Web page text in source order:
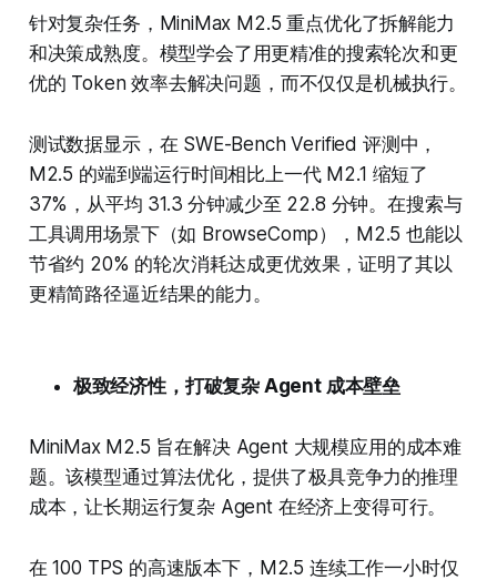
针对复杂任务，MiniMax M2.5 重点优化了拆解能力
和决策成熟度。模型学会了用更精准的搜索轮次和更
优的 Token 效率去解决问题，而不仅仅是机械执行。
测试数据显示，在 SWE-Bench Verified 评测中，
M2.5 的端到端运行时间相比上一代 M2.1 缩短了
37%，从平均 31.3 分钟减少至 22.8 分钟。在搜索与
工具调用场景下（如 BrowseComp），M2.5 也能以
节省约 20% 的轮次消耗达成更优效果，证明了其以
更精简路径逼近结果的能力。
极致经济性，打破复杂 Agent 成本壁垒
MiniMax M2.5 旨在解决 Agent 大规模应用的成本难
题。该模型通过算法优化，提供了极具竞争力的推理
成本，让长期运行复杂 Agent 在经济上变得可行。
在 100 TPS 的高速版本下，M2.5 连续工作一小时仅